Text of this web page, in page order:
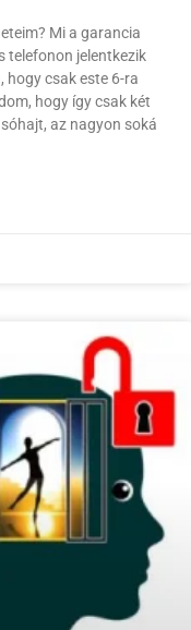
Mi a garancia
telefonon jelentkezik
hogy csak este 6-ra
hogy így csak két
az nagyon soká